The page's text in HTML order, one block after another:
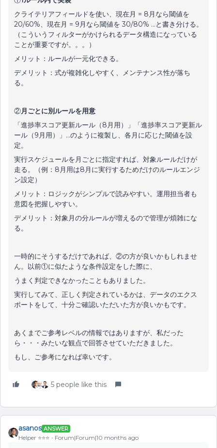
クライテリアフィールドを使い、現在月 = 8月なら閾値を
20/60%、現在月 = 9月なら閾値を 30/80% …と書き分ける。
（こういうフィルターがかけられるデータ構造になっている
ことが重要ですが。。。）
メリット：ルールが一元化できる。
デメリット：式が複雑化しやすく、メンテナンス性が落ち
る。
②月ごとに別ルールを用意
「進捗率スコア更新ルール（8月用）」「進捗率スコア更新ル
ール（9月用）」…のように複製し、各月に応じた閾値を設
定。
実行スケジュールを月ごとに指定すれば、対象ルールだけが
走る。（例：8月用は8月に実行するためだけのルールエンジ
ン設定）
メリット：ロジックがシンプルで読みやすい。運用担当者も
意図を把握しやすい。
デメリット：対象月の分ルールが増えるので管理が煩雑にな
る。
一時的にそうするだけであれば、②の方が良いかもしれませ
ん。以前①に似たような条件設定をした際に、
うまく判定できなかったこともありました。
実行してみて、正しく判定されているかは、データのエクス
ポートをして、十分ご確認いただいた方が良いかもです。
あくまでご参考レベルの情報ではありますが、私だった
ら・・・みたいな観点で回答させていただきました。
もし、ご参考になれば幸いです。
5 people like this
asanos ANSWER
Helper ⭐️⭐️⭐️ Forum|Forum|10 months ago